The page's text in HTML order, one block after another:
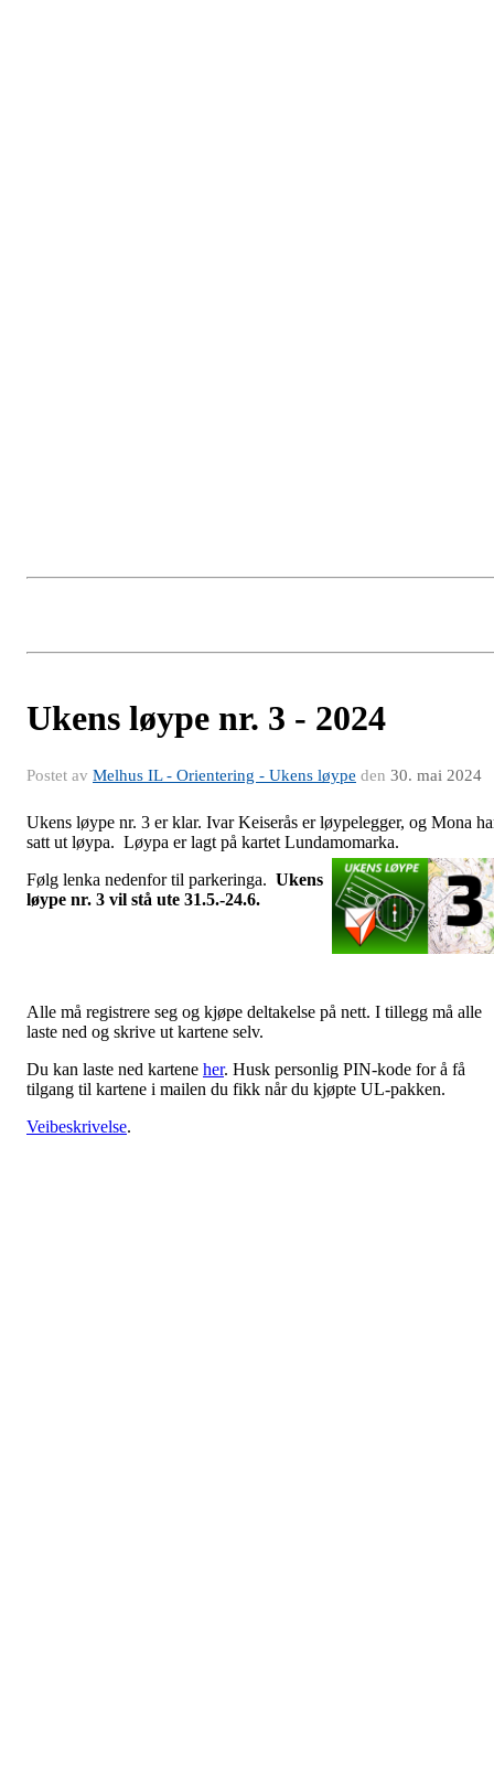
Ukens løype nr. 3 - 2024
Postet av Melhus IL - Orientering - Ukens løype den 30. mai 2024
Ukens løype nr. 3 er klar. Ivar Keiserås er løypelegger, og Mona
satt ut løypa. Løypa er lagt på kartet Lundamomarka.
Følg lenka nedenfor til parkeringa. Ukens
løype nr. 3 vil stå ute 31.5.-24.6.
Alle må registrere seg og kjøpe deltakelse på nett. I tillegg må alle
laste ned og skrive ut kartene selv.
Du kan laste ned kartene her. Husk personlig PIN-kode for å få
tilgang til kartene i mailen du fikk når du kjøpte UL-pakken.
Veibeskrivelse.